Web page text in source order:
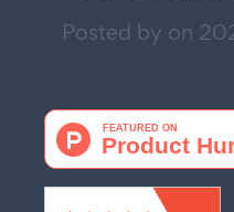
Posted by on